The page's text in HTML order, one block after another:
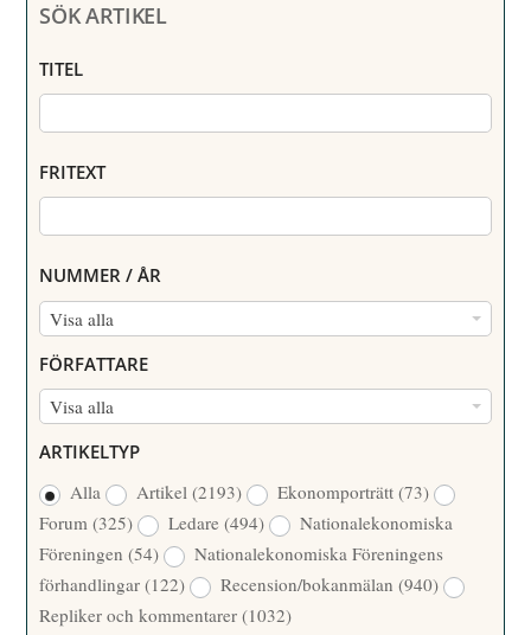
SÖK ARTIKEL
TITEL
FRITEXT
NUMMER / ÅR
Visa alla
N
M
M
/
Å
R
FÖRFATTARE
Visa alla
R
F
A
T
T
A
ARTIKELTYP
Alla
Artikel(2193) Ekonomporträtt(73)
Forum(325) Ledare(494)
Nationalekonomiska
Föreningen(54)
Nationalekonomiska Föreningens
förhandlingar(122) Recension/bokanmälan(940)
Repliker och kommentarer(1032)